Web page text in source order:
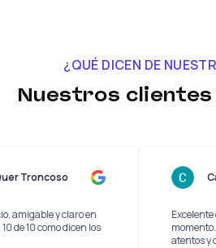
¿QUÉ DICEN DE
Nuestros clientes
servicio, amigable y claro en
10 de 10 como dicen los
Quer Troncoso